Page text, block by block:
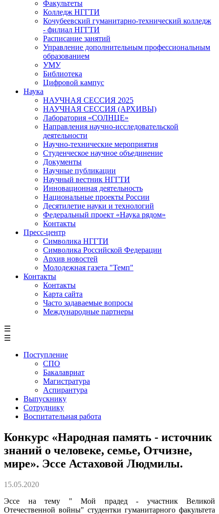
Факультеты
Колледж НГГТИ
Кочубеевский гуманитарно-технический колледж
- филиал НГГТИ
Расписание занятий
Управление дополнительным профессиональным
образованием
УМУ
Библиотека
Цифровой кампус
Наука
НАУЧНАЯ СЕССИЯ 2025
НАУЧНАЯ СЕССИЯ (АРХИВЫ)
Лаборатория «СОЛНЦЕ»
Направления научно-исследовательской
деятельности
Научно-технические мероприятия
Студенческое научное объединение
Документы
Научные публикации
Научный вестник НГГТИ
Инновационная деятельность
Национальные проекты России
Десятилетие науки и технологий
Федеральный проект «Наука рядом»
Контакты
Пресс-центр
Символика НГГТИ
Символика Российской Федерации
Архив новостей
Молодежная газета "Темп"
Контакты
Контакты
Карта сайта
Часто задаваемые вопросы
Международные партнеры
☰
☰
Поступление
СПО
Бакалавриат
Магистратура
Аспирантура
Выпускнику
Сотруднику
Воспитательная работа
Конкурс «Народная память - источник
знаний о человеке, семье, Отчизне,
мире». Эссе Астаховой Людмилы.
15.05.2020
Эссе на тему " Мой прадед - участник Великой
Отечественной войны" студентки гуманитарного факультета